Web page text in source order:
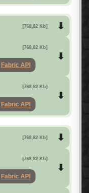
[768,82 Kb]
[768,82 Kb]
Fabric API
[768,82 Kb]
Fabric API
[768,82 Kb]
[768,82 Kb]
Fabric API